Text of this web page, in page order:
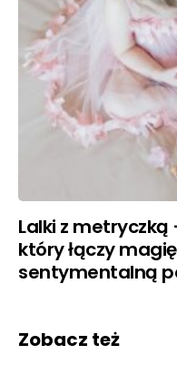
Lalki z metryczką
który łączy
sentymentalną
Zobacz też